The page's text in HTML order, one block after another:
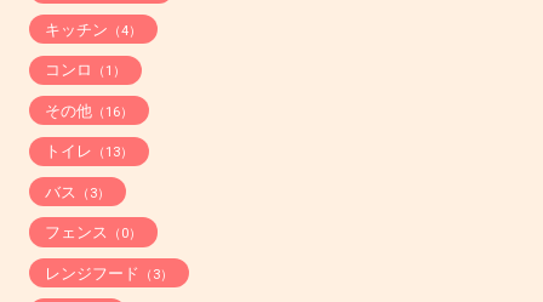
キッチン （4）
コンロ （1）
その他（16）
トイレ （13）
バス （3）
フェンス （0）
レンジフード （3）